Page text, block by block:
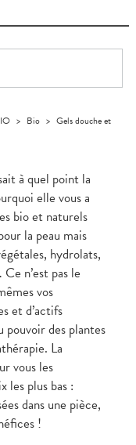
> Bio > Gels douche et
à quel point la
elle vous a
bio et naturels
la peau mais
hydrolats,
n’est pas le
vos
et d’actifs
pouvoir des plantes
La
vous les
les plus bas :
dans une pièce,
!